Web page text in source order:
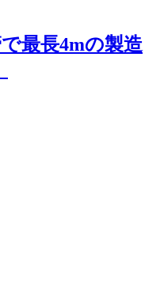
最長4mの製造